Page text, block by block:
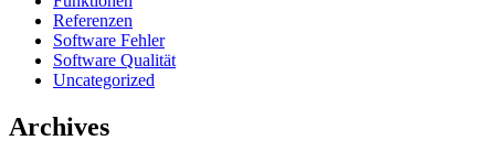
Referenzen
Software Fehler
Software Qualität
Uncategorized
Archives